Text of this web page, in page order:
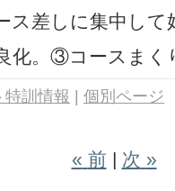
差しに集中して
化。③コースまく
特訓情報 個別ページ
« 前 | 次 »